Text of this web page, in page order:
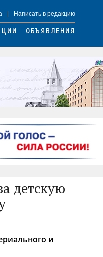
Написать в редакцию
ОБЪЯВЛЕНИЯ
детскую
и